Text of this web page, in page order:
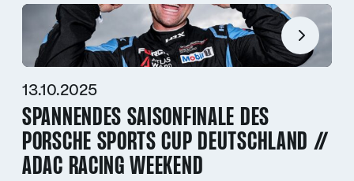
13.10.2025
SPANNENDES SAISONFINALE DES
PORSCHE SPORTS CUP DEUTSCHLAND //
ADAC RACING WEEKEND